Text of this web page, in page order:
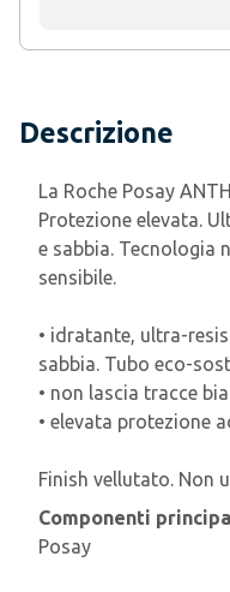
Descrizione
La Roche Posay
Protezione elevata.
e sabbia. Tecnologia
sensibile.
• idratante, ultra-
sabbia. Tubo eco-
• non lascia tracce
• elevata protezione
Finish vellutato. Non
Componenti
Posay